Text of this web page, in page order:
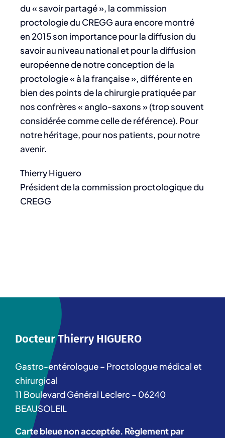
du « savoir partagé », la commission
proctologie du CREGG aura encore montré
en 2015 son importance pour la diffusion du
savoir au niveau national et pour la diffusion
européenne de notre conception de la
proctologie « à la française », différente en
bien des points de la chirurgie pratiquée par
nos confrères « anglo-saxons » (trop souvent
considérée comme celle de référence). Pour
notre héritage, pour nos patients, pour notre
avenir.
Thierry Higuero
Président de la commission proctologique du
CREGG
Docteur Thierry HIGUERO
Gastro-entérologue – Proctologue médical et
chirurgical
11 Boulevard Général Leclerc – 06240
BEAUSOLEIL
Carte bleue non acceptée. Règlement par